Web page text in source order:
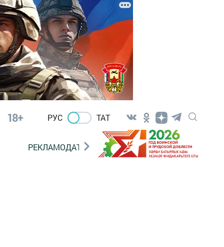
18+ РУС ТАТ
РЕКЛАМОДАТЕЛЯМ